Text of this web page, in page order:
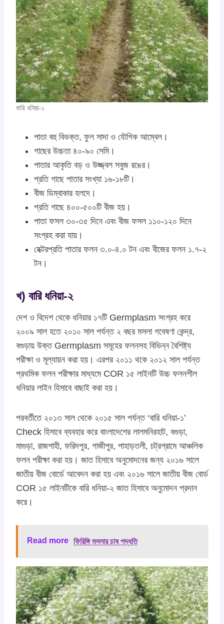
বারি ধনিয়া-১
পাতা বহু বিভক্ত, ফুল সাদা ও যৌগিক আম্বেল।
গাছের উচ্চতা ৪০-৯০ সেমি।
পাতার আকৃতি বড় ও উজ্জ্বল সবুজ রঙের।
প্রতি গাছে পাতার সংখ্যা ১৬-১৮টি।
বীজ ডিম্বাকার হলদে।
প্রতি গাছে ৪০০-৫০০টি বীজ হয়।
পাতা ফসল ৩০-৩৫ দিনে এবং বীজ ফসল ১১০-১২০ দিনে
সংগ্রহ করা যায়।
হেক্টরপ্রতি পাতার ফলন ৩.০-৪.০ টন এবং বীজের ফলন ১.৭-২
টন।
খ) বারি ধনিয়া-২
দেশ ও বিদেশ থেকে ধনিয়ার ১৭টি Germplasm সংগ্রহ করে
২০০৯ সাল হতে ২০১০ সাল পর্যন্ত ২ বছর মসলা গবেষণা কেন্দ্র,
বগুড়ায় উক্ত Germplasm সমূহের ফলনসহ বিভিন্ন বৈশিষ্ট্য
পরীক্ষা ও মূল্যায়ন করা হয়। এরপর ২০১১ থকে ২০১২ সাল পর্যন্ত
প্রথমিক ফলন পরীক্ষার মাধ্যমে COR ১৫ লাইনটি উচ্চ ফলনশীল
ধনিয়ার লাইন হিসাবে বাছাই করা হয়।
পরবর্তীতে ২০১৩ সাল থেকে ২০১৫ সাল পর্যন্ত ‘বারি ধনিয়া-১’
Check হিসাবে ব্যবহার করে বাংলাদেশের লালমনিরহাট, বগুড়া,
মাগুড়া, রাজশাহী, ফরিদপুর, গাজীপুর, পাহাড়তলী, চট্রগ্রামে আঞ্চলিক
ফলন পরীক্ষা করা হয়। জাত হিসাবে অনুমোদনের জন্য ২০১৬ সালে
জাতীয় বীজ বোর্ডে আবেদন করা হয় এবং ২০১৬ সালে জাতীয় বীজ বোর্ড
COR ১৫ লাইনটিকে বারি ধনিয়া-২ জাত হিসাবে অনুমোদন প্রদান
করে।
Read more ফিরিঙ্গি মসলার চাষ পদ্ধতি